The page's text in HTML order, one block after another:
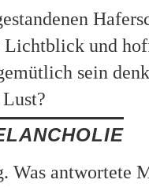
und
sein
antwortete